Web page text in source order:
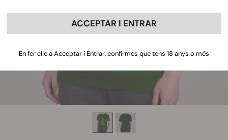
ACCEPTAR I ENTRAR
En fer clic a Acceptar i Entrar, confirmes que tens 18 anys o més